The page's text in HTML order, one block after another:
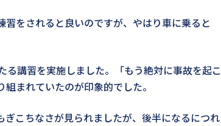
をされると良いのですが、やはり車に乗ると
講習を実施しました。「もう絶対に事故を起こ
まれていたのが印象的でした。
こちなさが見られましたが、後半になるにつれ